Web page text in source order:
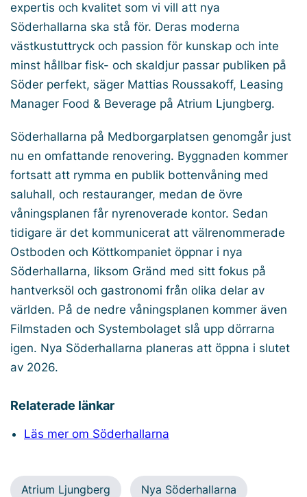
expertis och kvalitet som vi vill att nya
Söderhallarna ska stå för. Deras moderna
västkustuttryck och passion för kunskap och inte
minst hållbar fisk- och skaldjur passar publiken på
Söder perfekt, säger Mattias Roussakoff, Leasing
Manager Food & Beverage på Atrium Ljungberg.
Söderhallarna på Medborgarplatsen genomgår just
nu en omfattande renovering. Byggnaden kommer
fortsatt att rymma en publik bottenvåning med
saluhall, och restauranger, medan de övre
våningsplanen får nyrenoverade kontor. Sedan
tidigare är det kommunicerat att välrenommerade
Ostboden och Köttkompaniet öppnar i nya
Söderhallarna, liksom Gränd med sitt fokus på
hantverksöl och gastronomi från olika delar av
världen. På de nedre våningsplanen kommer även
Filmstaden och Systembolaget slå upp dörrarna
igen. Nya Söderhallarna planeras att öppna i slutet
av 2026.
Relaterade länkar
Läs mer om Söderhallarna
Atrium Ljungberg Nya Söderhallarna